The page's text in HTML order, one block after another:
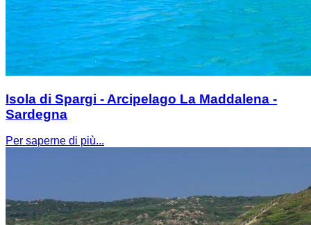
Isola di Spargi - Arcipelago La Maddalena -
Sardegna
Per saperne di più...